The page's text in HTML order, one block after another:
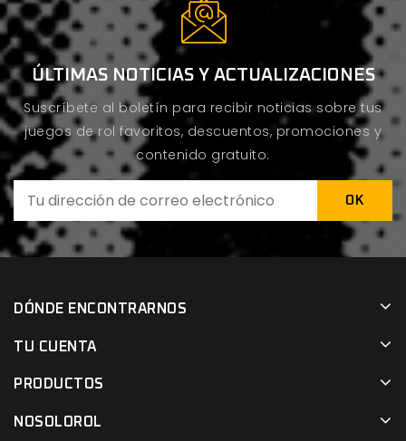
ÚLTIMAS NOTICIAS Y ACTUALIZACIONES
Suscríbete al boletín para recibir noticias sobre tus
juegos de rol favoritos, descuentos, promociones y
contenido gratuito.
DÓNDE ENCONTRARNOS
TU CUENTA
PRODUCTOS
NOSOLOROL